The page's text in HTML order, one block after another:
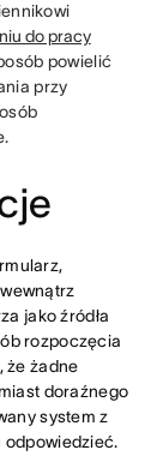
do pracy
powielić
przy
jako źródła
rozpoczęcia
że żadne
doraźnego
system z
odpowiedzieć.